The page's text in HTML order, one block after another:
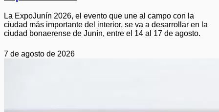
La ExpoJunín 2026, el evento que une al campo con la
ciudad más importante del interior, se va a desarrollar en la
ciudad bonaerense de Junín, entre el 14 al 17 de agosto.
7 de agosto de 2026